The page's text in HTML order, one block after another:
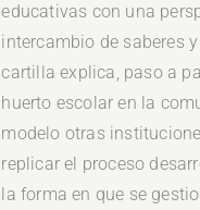
educativas con una
intercambio de saberes
cartilla explica, paso a
huerto escolar en la
modelo otras
replicar el proceso
la forma en que se